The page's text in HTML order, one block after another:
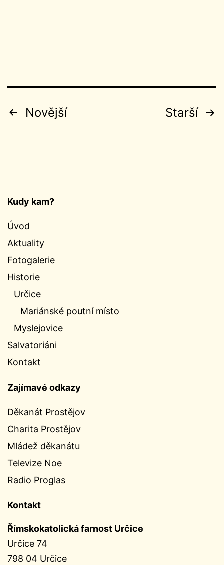
Stránkování
Novější Starší
Kudy kam?
Úvod
Aktuality
Fotogalerie
Historie
Určice
Mariánské poutní místo
Myslejovice
Salvatoriáni
Kontakt
Zajímavé odkazy
Děkanát Prostějov
Charita Prostějov
Mládež děkanátu
Televize Noe
Radio Proglas
Kontakt
Římskokatolická farnost Určice
Určice 74
798 04 Určice